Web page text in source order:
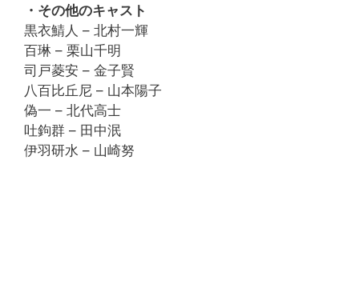
・その他のキャスト
黒衣鯖人 – 北村一輝
百琳 – 栗山千明
司戸菱安 – 金子賢
八百比丘尼 – 山本陽子
偽一 – 北代高士
吐鉤群 – 田中泯
伊羽研水 – 山崎努